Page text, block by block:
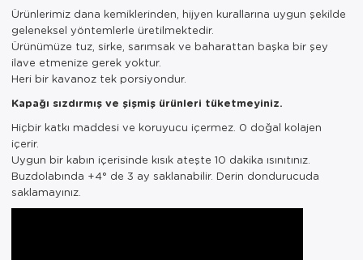
Ürünlerimiz dana kemiklerinden, hijyen kurallarına uygun şekilde
geleneksel yöntemlerle üretilmektedir.
Ürünümüze tuz, sirke, sarımsak ve baharattan başka bir şey
ilave etmenize gerek yoktur.
Heri bir kavanoz tek porsiyondur.
Kapağı sızdırmış ve şişmiş ürünleri tüketmeyiniz.
Hiçbir katkı maddesi ve koruyucu içermez. 0 doğal kolajen
içerir.
Uygun bir kabın içerisinde kısık ateşte 10 dakika ısınıtınız.
Buzdolabında +4° de 3 ay saklanabilir. Derin dondurucuda
saklamayınız.